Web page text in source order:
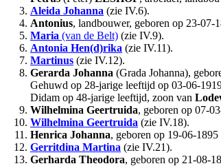
3. Aleida Johanna (zie IV.6).
4. Antonius, landbouwer, geboren op 23-
5. Maria (van de Belt) (zie IV.9).
6. Antonia Hen(d)rika (zie IV.11).
7. Martinus (zie IV.12).
8. Gerarda Johanna (Grada Johanna),
Gehuwd op 28-jarige leeftijd op 03-06-
Didam op 48-jarige leeftijd, zoon van
9. Wilhelmina Geertruida, geboren op 07-
10. Wilhelmina Geertruida (zie IV.18).
11. Henrica Johanna, geboren op 19-06-
12. Gerritdina Martina (zie IV.21).
13. Gerharda Theodora, geboren op 21-08-